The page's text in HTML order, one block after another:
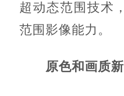
超动态范围技术
范围影像能力。
原色和画质新